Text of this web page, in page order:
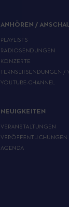
ANHÖREN /
PLAYLISTS
RADIOSENDUNGEN
KONZERTE
FERNSEHSENDUNGEN /
YOUTUBE-CHANNEL
NEUIGKEITEN
VERANSTALTUNGEN
VERÖFFENTLICHUNGEN
AGENDA